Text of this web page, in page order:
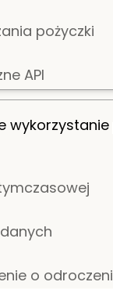
pożyczki
API
o